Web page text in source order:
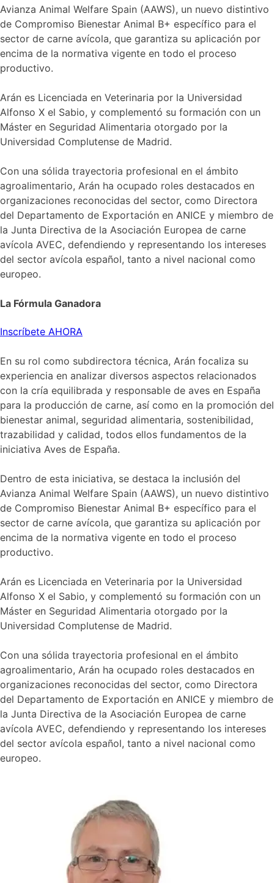
Avianza Animal Welfare Spain (AAWS), un nuevo distintivo
de Compromiso Bienestar Animal B+ específico para el
sector de carne avícola, que garantiza su aplicación por
encima de la normativa vigente en todo el proceso
productivo.
Arán es Licenciada en Veterinaria por la Universidad
Alfonso X el Sabio, y complementó su formación con un
Máster en Seguridad Alimentaria otorgado por la
Universidad Complutense de Madrid.
Con una sólida trayectoria profesional en el ámbito
agroalimentario, Arán ha ocupado roles destacados en
organizaciones reconocidas del sector, como Directora
del Departamento de Exportación en ANICE y miembro de
la Junta Directiva de la Asociación Europea de carne
avícola AVEC, defendiendo y representando los intereses
del sector avícola español, tanto a nivel nacional como
europeo.
La Fórmula Ganadora
Inscríbete AHORA
En su rol como subdirectora técnica, Arán focaliza su
experiencia en analizar diversos aspectos relacionados
con la cría equilibrada y responsable de aves en España
para la producción de carne, así como en la promoción del
bienestar animal, seguridad alimentaria, sostenibilidad,
trazabilidad y calidad, todos ellos fundamentos de la
iniciativa Aves de España.
Dentro de esta iniciativa, se destaca la inclusión del
Avianza Animal Welfare Spain (AAWS), un nuevo distintivo
de Compromiso Bienestar Animal B+ específico para el
sector de carne avícola, que garantiza su aplicación por
encima de la normativa vigente en todo el proceso
productivo.
Arán es Licenciada en Veterinaria por la Universidad
Alfonso X el Sabio, y complementó su formación con un
Máster en Seguridad Alimentaria otorgado por la
Universidad Complutense de Madrid.
Con una sólida trayectoria profesional en el ámbito
agroalimentario, Arán ha ocupado roles destacados en
organizaciones reconocidas del sector, como Directora
del Departamento de Exportación en ANICE y miembro de
la Junta Directiva de la Asociación Europea de carne
avícola AVEC, defendiendo y representando los intereses
del sector avícola español, tanto a nivel nacional como
europeo.